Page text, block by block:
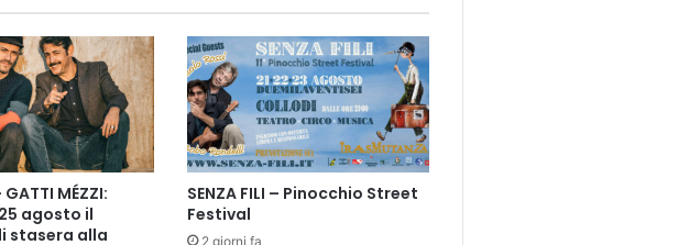
n
i
l
d
i
r
e
t
t
o
r
MÉZZI:
agosto il
stasera alla
SENZA FILI – Pinocchio Street
Festival
2 giorni fa